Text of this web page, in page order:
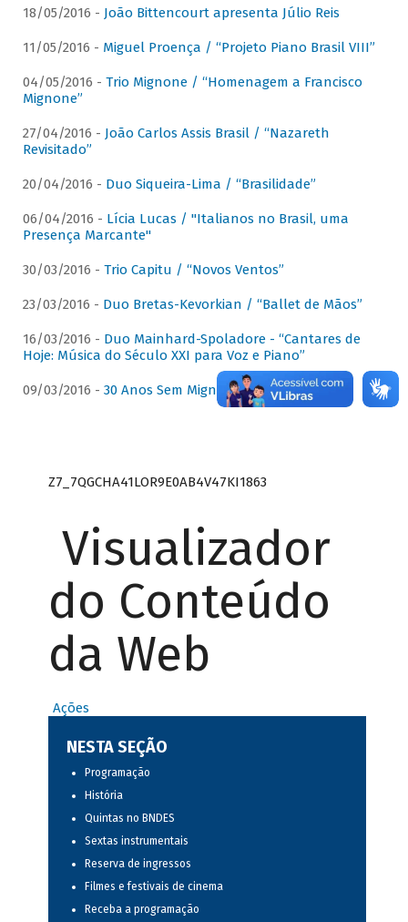
18/05/2016 - João Bittencourt apresenta Júlio Reis
11/05/2016 - Miguel Proença / “Projeto Piano Brasil VIII”
04/05/2016 - Trio Mignone / “Homenagem a Francisco
Mignone”
27/04/2016 - João Carlos Assis Brasil / “Nazareth
Revisitado”
20/04/2016 - Duo Siqueira-Lima / “Brasilidade”
06/04/2016 - Lícia Lucas / "Italianos no Brasil, uma
Presença Marcante"
30/03/2016 - Trio Capitu / “Novos Ventos”
23/03/2016 - Duo Bretas-Kevorkian / “Ballet de Mãos”
16/03/2016 - Duo Mainhard-Spoladore - “Cantares de
Hoje: Música do Século XXI para Voz e Piano”
09/03/2016 - 30 Anos Sem Mignone
Z7_7QGCHA41LOR9E0AB4V47KI1863
Visualizador
do Conteúdo
da Web
Ações
NESTA SEÇÃO
Programação
História
Quintas no BNDES
Sextas instrumentais
Reserva de ingressos
Filmes e festivais de cinema
Receba a programação